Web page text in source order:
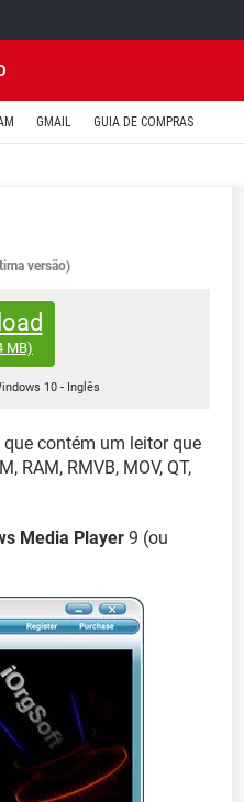
GMAIL GUIA DE COMPRAS
versão)
MB)
10- Inglês
contém um leitor que
RAM, RMVB, MOV, QT,
Media Player 9 (ou